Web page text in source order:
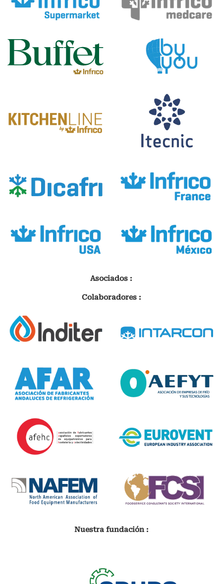
Asociados :
Colaboradores :
Nuestra fundación :